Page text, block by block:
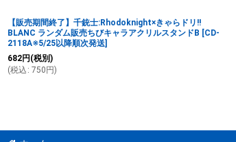
【販売期間終了】千銃士:Rhodoknight×きゃらドリ!!
BLANC ランダム販売ちびキャラアクリルスタンドB [CD-
2118A※5/25以降順次発送]
682円 (税別)
(税込 : 750 円)